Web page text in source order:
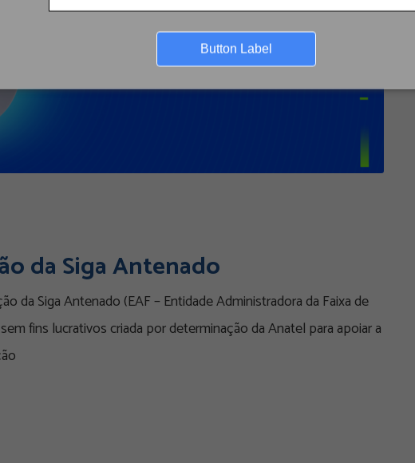
Button Label
da Siga Antenado
da Siga Antenado (EAF – Entidade Administradora da Faixa de
fins lucrativos criada por determinação da Anatel para apoiar a